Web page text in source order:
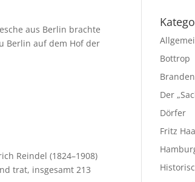
aus Berlin brachte
Berlin auf dem Hof der
Reindel (1824–1908)
trat, insgesamt 213
Bottrop
Der
Dörfer
Fritz